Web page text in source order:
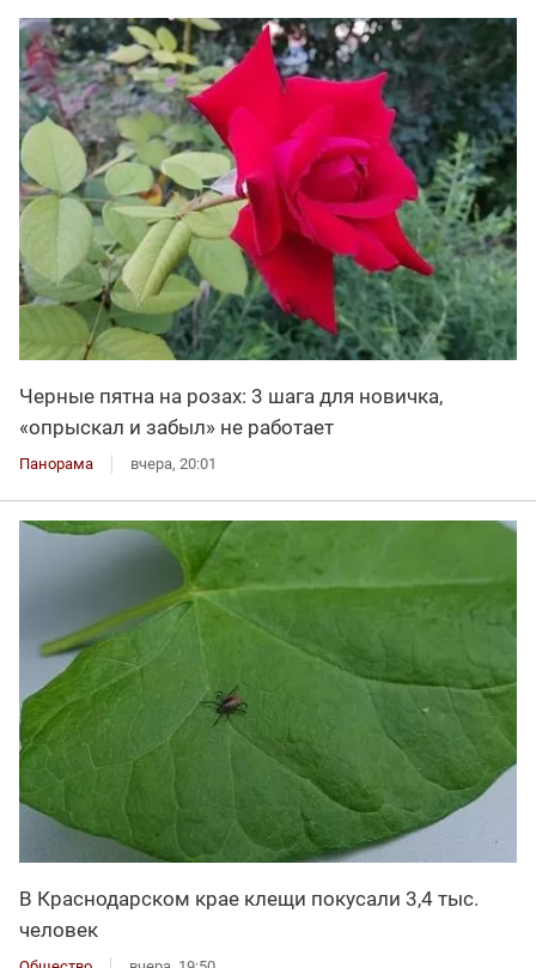
Черные пятна на розах: 3 шага для новичка,
«опрыскал и забыл» не работает
Панорама вчера, 20:01
В Краснодарском крае клещи покусали 3,4 тыс.
человек